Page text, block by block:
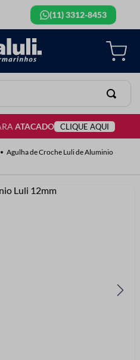
(11) 3312-8453
ATACADO CLIQUE AQUI
Agulha de Croche Luli de Aluminio